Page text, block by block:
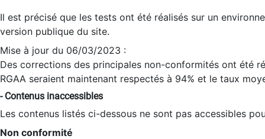
Il est précisé que les tests ont été réalisés sur un
version publique du site.
Mise à jour du 06/03/2023 :
Des corrections des principales non-conformités ont été
RGAA seraient maintenant respectés à 94% et le taux
- Contenus inaccessibles
Les contenus listés ci-dessous ne sont pas accessibles
Non conformité